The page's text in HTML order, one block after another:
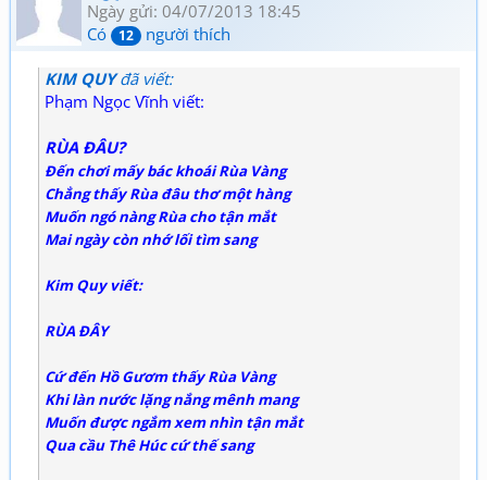
Ngày gửi: 04/07/2013 18:45
Có
12 người thích
KIM QUYđã viết:
Phạm Ngọc Vĩnh viết:
RÙA ĐÂU?
Đến chơi mấy bác khoái Rùa Vàng
Chẳng thấy Rùa đâu thơ một hàng
Muốn ngó nàng Rùa cho tận mắt
Mai ngày còn nhớ lối tìm sang
Kim Quy viết:
RÙA ĐÂY
Cứ đến Hồ Gươm thấy Rùa Vàng
Khi làn nước lặng nắng mênh mang
Muốn được ngắm xem nhìn tận mắt
Qua cầu Thê Húc cứ thế sang